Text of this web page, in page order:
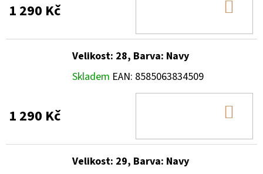
1 290 Kč
Velikost: 28, Barva: Navy
Skladem EAN: 8585063834509
1 290 Kč
Velikost: 29, Barva: Navy